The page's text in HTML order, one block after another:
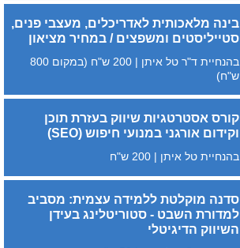
בינה מלאכותית לאדריכלים, מעצבי פנים,
סטייליסטים ומשפצים / במחיר מציאון
בהנחיית ד"ר טל איתן | 200 ש"ח (במקום 800
ש"ח)
קורס אסטרטגיות שיווק בעזרת תוכן
וקידום אורגני במנועי חיפוש (SEO)
בהנחיית טל איתן | 200 ש"ח
סדנה מוקלטת ללמידה עצמית: מסביב
למדורת השבט - סטוריטלינג בעידן
השיווק הדיגיטלי